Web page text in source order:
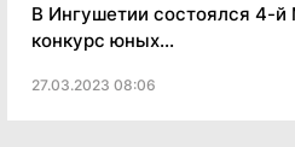
В Ингушетии состоялся 4-
конкурс юных...
27.03.2023 08:06